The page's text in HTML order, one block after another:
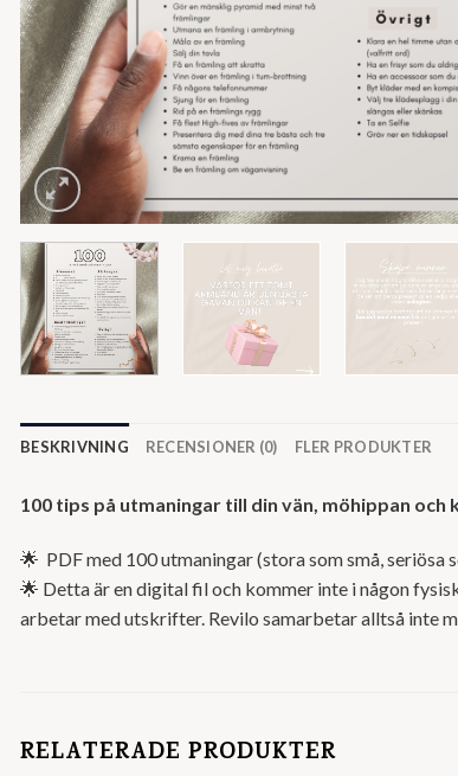
BESKRIVNING RECENSIONER (0) FLER PRODUKTER
100 tips på utmaningar till din vän, möhippan
🌟 PDF med 100 utmaningar (stora som små, seriösa
🌟 Detta är en digital fil och kommer inte i någon
arbetar med utskrifter. Revilo samarbetar alltså inte
RELATERADE PRODUKTER